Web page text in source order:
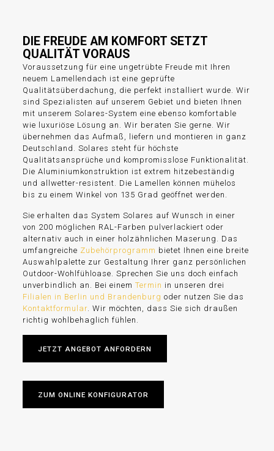
DIE FREUDE AM KOMFORT SETZT
QUALITÄT VORAUS
Voraussetzung für eine ungetrübte Freude mit Ihren
neuem Lamellendach ist eine geprüfte
Qualitätsüberdachung, die perfekt installiert wurde. Wir
sind Spezialisten auf unserem Gebiet und bieten Ihnen
mit unserem Solares-System eine ebenso komfortable
wie luxuriöse Lösung an. Wir beraten Sie gerne. Wir
übernehmen das Aufmaß, liefern und montieren in ganz
Deutschland. Solares steht für höchste
Qualitätsansprüche und kompromisslose Funktionalität.
Die Aluminiumkonstruktion ist extrem hitzebeständig
und allwetter-resistent. Die Lamellen können mühelos
bis zu einem Winkel von 135 Grad geöffnet werden.
Sie erhalten das System Solares auf Wunsch in einer
von 200 möglichen RAL-Farben pulverlackiert oder
alternativ auch in einer holzähnlichen Maserung. Das
umfangreiche Zubehörprogramm bietet Ihnen eine breite
Auswahlpalette zur Gestaltung Ihrer ganz persönlichen
Outdoor-Wohlfühloase. Sprechen Sie uns doch einfach
unverbindlich an. Bei einem Termin in unseren drei
Filialen in Berlin und Brandenburg oder nutzen Sie das
Kontaktformular. Wir möchten, dass Sie sich draußen
richtig wohlbehaglich fühlen.
JETZT ANGEBOT ANFORDERN
ZUM ONLINE KONFIGURATOR